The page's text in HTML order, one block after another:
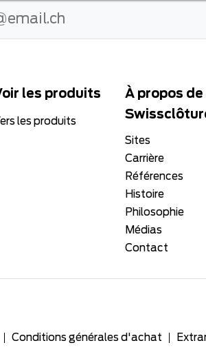
les produits
les produits
À propos de
Sites
Carrière
Références
Histoire
Philosophie
Médias
Contact
Conditions générales d'achat